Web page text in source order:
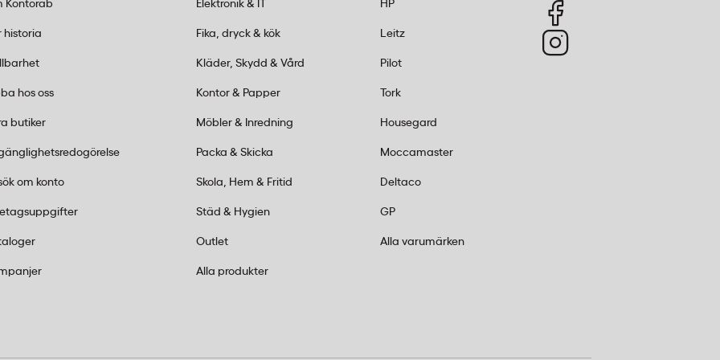
innan
med rullar om 116
pappershylsa i
med traditionella
i kök och
med livsmedel och
Kontorab
historia
hos oss
butiker
om konto
Elektronik & IT
Fika, dryck & kök
Kläder, Skydd & Vård
Kontor & Papper
Möbler & Inredning
Packa & Skicka
Skola, Hem & Fritid
Städ & Hygien
Outlet
Alla produkter
HP
Leitz
Pilot
Tork
Housegard
Moccamaster
Deltaco
GP
Alla varumärken